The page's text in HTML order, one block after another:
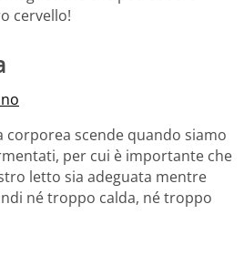
cervello!
scende quando siamo
per cui è importante che
letto sia adeguata mentre
né troppo calda, né troppo